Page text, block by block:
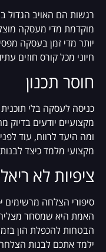
רגשות הם האויב הגדול
מוקדמת מדי מעסקה
יותר מדי זמן בעסקה
חיוני מכל קורס חוזים
חוסר תכנון
כניסה לעסקה בלי
מקצועיים יודעים
ומה היעד לרווח, עוד
מקצועי מלמד כיצד
ציפיות לא
סיפורי הצלחה מרשימים
האמת היא שמסחר
הבטחות להכפלת הון
ילמד אתכם לבנות